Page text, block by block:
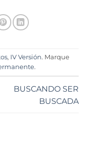
, IV Versión. Marque
.
BUSCANDO SER
BUSCADA